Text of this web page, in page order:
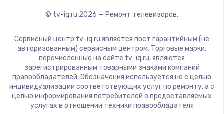
Замена видеочипа
Заказать
Замена северного моста
2600 руб.
Заказать
Yandex
National
iFFALCON
Tuvio
Nord
© tv-iq.ru 2026 — Ремонт телевизоров.
Сервисный центр tv-iq.ru является пост гарантийным (не
авторизованным) сервисным центром. Торговые марки,
перечисленные на сайте tv-iq.ru, являются
зарегистрированным товарными знаками компаний
правообладателей. Обозначения используется не с целью
индивидуализации соответствующих услуг по ремонту, а с
целью информирования потребителей о предоставляемых
услугах в отношении техники правообладателя